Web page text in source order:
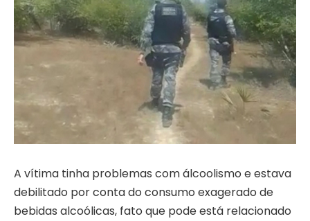
A vítima tinha problemas com álcoolismo e estava
debilitado por conta do consumo exagerado de
bebidas alcoólicas, fato que pode está relacionado